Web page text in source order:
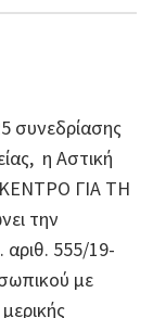
συνεδρίασης
η Αστική
ΚΕΝΤΡΟ ΓΙΑ ΤΗ
την
555/19-
με